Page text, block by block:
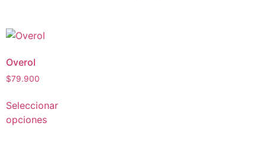
Overol
$79.900
Seleccionar
opciones